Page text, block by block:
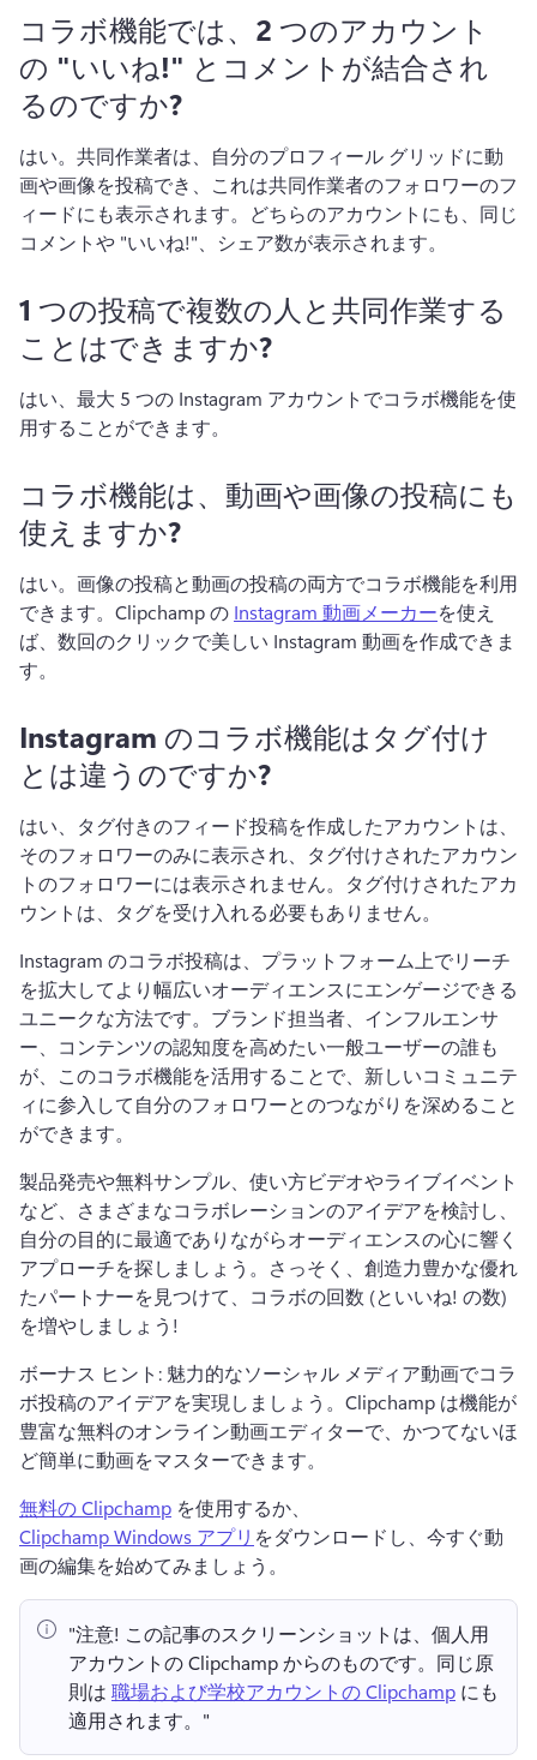
コラボ機能では、2 つのアカウント
の "いいね!" とコメントが結合され
るのですか?
はい。 共同作業者は、自分のプロフィール グリッドに動
画や画像を投稿でき、これは共同作業者のフォロワーのフ
ィードにも表示されます。 どちらのアカウントにも、同じ
コメントや "いいね!"、シェア数が表示されます。
1 つの投稿で複数の人と共同作業する
ことはできますか?
はい、最大 5 つの Instagram アカウントでコラボ機能を使
用することができます。
コラボ機能は、動画や画像の投稿にも
使えますか?
はい。 画像の投稿と動画の投稿の両方でコラボ機能を利用
できます。 Clipchamp の Instagram 動画メーカーを使え
ば、数回のクリックで美しい Instagram 動画を作成できま
す。
Instagram のコラボ機能はタグ付け
とは違うのですか?
はい、タグ付きのフィード投稿を作成したアカウントは、
そのフォロワーのみに表示され、タグ付けされたアカウン
トのフォロワーには表示されません。 タグ付けされたアカ
ウントは、タグを受け入れる必要もありません。
Instagram のコラボ投稿は、プラットフォーム上でリーチ
を拡大してより幅広いオーディエンスにエンゲージできる
ユニークな方法です。 ブランド担当者、インフルエンサ
ー、コンテンツの認知度を高めたい一般ユーザーの誰も
が、このコラボ機能を活用することで、新しいコミュニテ
ィに参入して自分のフォロワーとのつながりを深めること
ができます。
製品発売や無料サンプル、使い方ビデオやライブイベント
など、さまざまなコラボレーションのアイデアを検討し、
自分の目的に最適でありながらオーディエンスの心に響く
アプローチを探しましょう。 さっそく、創造力豊かな優れ
たパートナーを見つけて、コラボの回数 (といいね! の数)
を増やしましょう!
ボーナス ヒント: 魅力的なソーシャル メディア動画でコラ
ボ投稿のアイデアを実現しましょう。 Clipchamp は機能が
豊富な無料のオンライン動画エディターで、かつてないほ
ど簡単に動画をマスターできます。
無料の Clipchamp を使用するか、
Clipchamp Windows アプリ をダウンロードし、今すぐ動
画の編集を始めてみましょう。
"注意! この記事のスクリーンショットは、個人用
アカウントの Clipchamp からのものです。 同じ原
則は 職場および学校アカウントの Clipchamp にも
適用されます。"